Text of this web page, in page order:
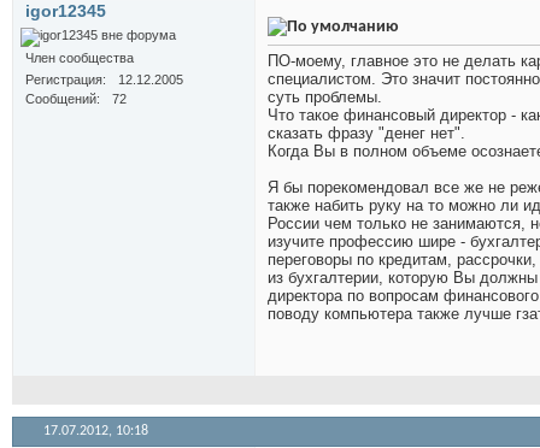
igor12345
Член сообщества
Регистрация
12.12.2005
Сообщений
72
ПО-моему, главное это не делать
специалистом. Это значит
суть проблемы.
Что такое финансовый директор -
сказать фразу "денег нет".
Когда Вы в полном объеме
Я бы порекомендовал все же не
также набить руку на то можно ли
России чем только не занимаются,
изучите профессию шире -
переговоры по кредитам,
из бухгалтерии, которую Вы должны
директора по вопросам
поводу компьютера также лучше
17.07.2012, 10:18